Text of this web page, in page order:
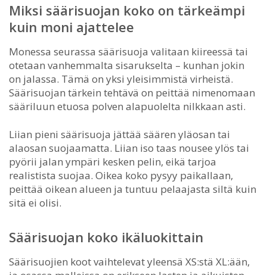
Miksi säärisuojan koko on tärkeämpi
kuin moni ajattelee
Monessa seurassa säärisuoja valitaan kiireessä tai
otetaan vanhemmalta sisarukselta – kunhan jokin
on jalassa. Tämä on yksi yleisimmistä virheistä.
Säärisuojan tärkein tehtävä on peittää nimenomaan
sääriluun etuosa polven alapuolelta nilkkaan asti.
Liian pieni säärisuoja jättää säären yläosan tai
alaosan suojaamatta. Liian iso taas nousee ylös tai
pyörii jalan ympäri kesken pelin, eikä tarjoa
realistista suojaa. Oikea koko pysyy paikallaan,
peittää oikean alueen ja tuntuu pelaajasta siltä kuin
sitä ei olisi.
Säärisuojan koko ikäluokittain
Säärisuojien koot vaihtelevat yleensä XS:stä XL:ään,